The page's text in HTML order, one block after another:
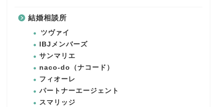
結婚相談所
ツヴァイ
IBJメンバーズ
サンマリエ
naco-do（ナコード）
フィオーレ
パートナーエージェント
スマリッジ